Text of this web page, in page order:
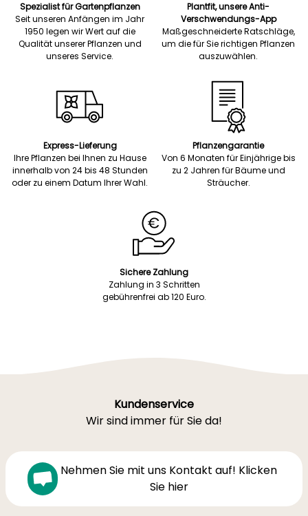
Spezialist für Gartenpflanzen
Seit unseren Anfängen im Jahr
1950 legen wir Wert auf die
Qualität unserer Pflanzen und
unseres Service.
Plantfit, unsere Anti-
Verschwendungs-App
Maßgeschneiderte Ratschläge,
um die für Sie richtigen Pflanzen
auszuwählen.
Express-Lieferung
Ihre Pflanzen bei Ihnen zu Hause
innerhalb von 24 bis 48 Stunden
oder zu einem Datum Ihrer Wahl.
Pflanzengarantie
Von 6 Monaten für Einjährige bis
zu 2 Jahren für Bäume und
Sträucher.
Sichere Zahlung
Zahlung in 3 Schritten
gebührenfrei ab 120 Euro.
Kundenservice
Wir sind immer für Sie da!
Nehmen Sie mit uns Kontakt auf! Klicken
Sie hier